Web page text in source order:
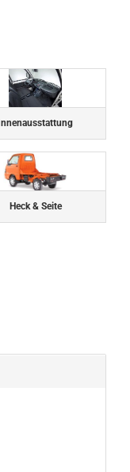
Innenausstattung
Heck & Seite